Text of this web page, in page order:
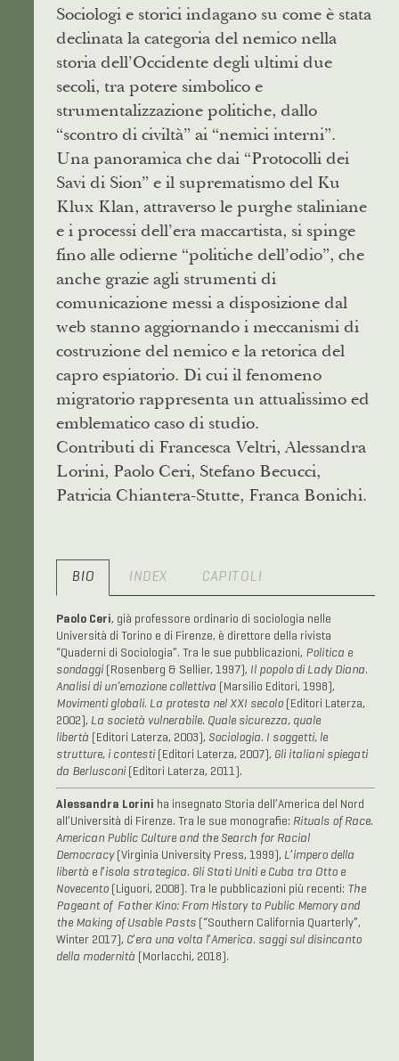
Sociologi e storici indagano su come è stata
declinata la categoria del nemico nella
storia dell’Occidente degli ultimi due
secoli, tra potere simbolico e
strumentalizzazione politiche, dallo
“scontro di civiltà” ai “nemici interni”.
Una panoramica che dai “Protocolli dei
Savi di Sion” e il suprematismo del Ku
Klux Klan, attraverso le purghe staliniane
e i processi dell’era maccartista, si spinge
fino alle odierne “politiche dell’odio”, che
anche grazie agli strumenti di
comunicazione messi a disposizione dal
web stanno aggiornando i meccanismi di
costruzione del nemico e la retorica del
capro espiatorio. Di cui il fenomeno
migratorio rappresenta un attualissimo ed
emblematico caso di studio.
Contributi di Francesca Veltri, Alessandra
Lorini, Paolo Ceri, Stefano Becucci,
Patricia Chiantera-Stutte, Franca Bonichi.
BIO INDEX CAPITOLI
Paolo Ceri, già professore ordinario di sociologia nelle
Università di Torino e di Firenze, è direttore della rivista
“Quaderni di Sociologia”. Tra le sue pubblicazioni, Politica e
sondaggi(Rosenberg & Sellier, 1997), Il popolo di Lady Diana.
Analisi di un’emozione collettiva (Marsilio Editori, 1998),
Movimenti globali. La protesta nel XXI secolo(Editori Laterza,
2002), La società vulnerabile. Quale sicurezza, quale
libertà (Editori Laterza, 2003), Sociologia. I soggetti, le
strutture, i contesti(Editori Laterza, 2007), Gli italiani spiegati
da Berlusconi
(Editori Laterza, 2011).
Alessandra Lorini ha insegnato Storia dell’America del Nord
all’Università di Firenze. Tra le sue monografie: Rituals of Race.
American Public Culture and the Search for Racial
Democracy(Virginia University Press, 1999), L’impero della
libertà e l’isola strategica. Gli Stati Uniti e Cuba tra Otto e
Novecento(Liguori, 2008). Tra le pubblicazioni più recenti: The
Pageant of Father Kino: From History to Public Memory and
the Making of Usable Pasts(“Southern California Quarterly”,
Winter 2017), C’era una volta l’America. saggi sul disincanto
della modernità (Morlacchi, 2018).